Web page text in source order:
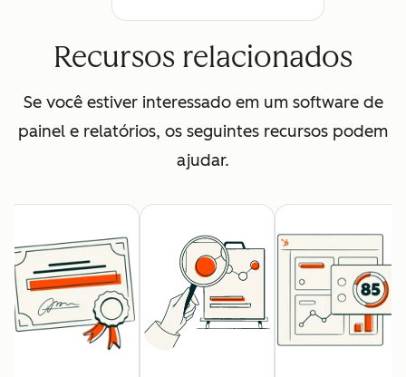
Recursos relacionados
Se você estiver interessado em um software de
painel e relatórios, os seguintes recursos podem
ajudar.